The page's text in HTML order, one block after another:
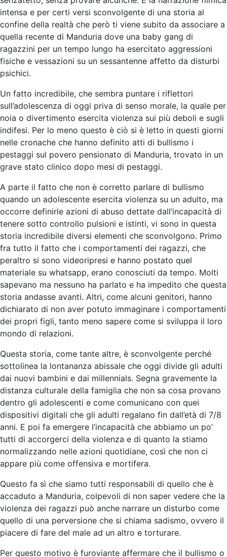
intensa e per certi versi sconvolgente di una storia al
confine della realtà che però ti viene subito da associare a
quella recente di Manduria dove una baby gang di
ragazzini per un tempo lungo ha esercitato aggressioni
fisiche e vessazioni su un sessantenne affetto da disturbi
psichici.
Un fatto incredibile, che sembra puntare i riflettori
sull’adolescenza di oggi priva di senso morale, la quale per
noia o divertimento esercita violenza sui più deboli e sugli
indifesi. Per lo meno questo è ciò si è letto in questi giorni
nelle cronache che hanno definito atti di bullismo i
pestaggi sul povero pensionato di Manduria, trovato in un
grave stato clinico dopo mesi di pestaggi.
A parte il fatto che non è corretto parlare di bullismo
quando un adolescente esercita violenza su un adulto, ma
occorre definirle azioni di abuso dettate dall’incapacità di
tenere sotto controllo pulsioni e istinti, vi sono in questa
storia incredibile diversi elementi che sconvolgono. Primo
fra tutto il fatto che i comportamenti dei ragazzi, che
peraltro si sono videoripresi e hanno postato quel
materiale su whatsapp, erano conosciuti da tempo. Molti
sapevano ma nessuno ha parlato e ha impedito che questa
storia andasse avanti. Altri, come alcuni genitori, hanno
dichiarato di non aver potuto immaginare i comportamenti
dei propri figli, tanto meno sapere come si sviluppa il loro
mondo di relazioni.
Questa storia, come tante altre, è sconvolgente perché
sottolinea la lontananza abissale che oggi divide gli adulti
dai nuovi bambini e dai millennials. Segna gravemente la
distanza culturale della famiglia che non sa cosa provano
dentro gli adolescenti e come comunicano con quei
dispositivi digitali che gli adulti regalano fin dall’età di 7/8
anni. E poi fa emergere l’incapacità che abbiamo un po’
tutti di accorgerci della violenza e di quanto la stiamo
normalizzando nelle azioni quotidiane, così che non ci
appare più come offensiva e mortifera.
Questo fa sì che siamo tutti responsabili di quello che è
accaduto a Manduria, colpevoli di non saper vedere che la
violenza dei ragazzi può anche narrare un disturbo come
quello di una perversione che si chiama sadismo, ovvero il
piacere di fare del male ad un altro e torturare.
Per questo motivo è furoviante affermare che il bullismo o